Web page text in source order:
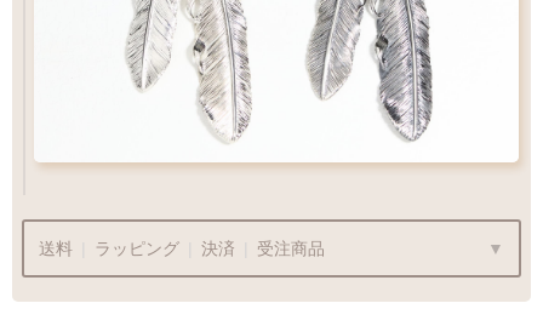
送料 ラッピング 決済 受注商品